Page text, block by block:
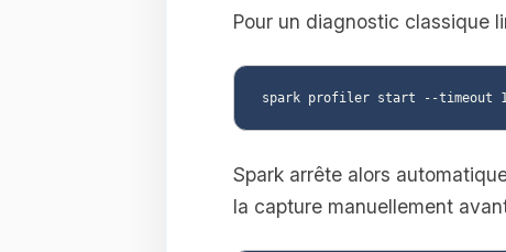
Pour un diagnostic classique
Spark arrête alors
la capture manuellement